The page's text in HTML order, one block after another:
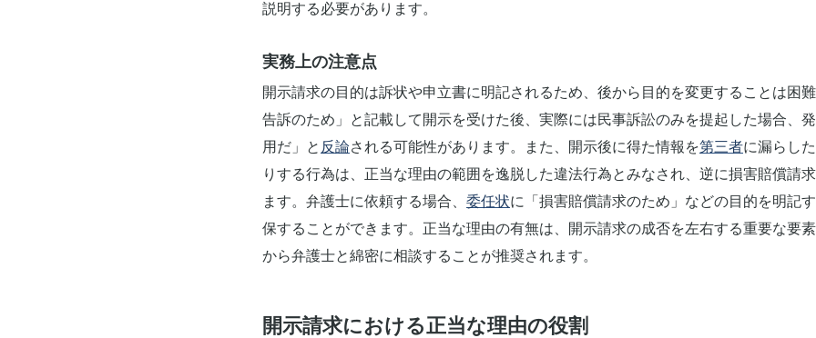
説明する必要があります。
実務上の注意点
開示請求の目的は訴状や申立書に明記されるため、後から目的を変更することは困
告訴のため」と記載して開示を受けた後、実際には民事訴訟のみを提起した場合、
用だ」と 反論される可能性があります。また、開示後に得た情報を第三者に漏らし
りする行為は、正当な理由の範囲を逸脱した違法行為とみなされ、逆に損害賠償請
ます。弁護士に依頼する場合、 委任状に「損害賠償請求のため」などの目的を明記
保することができます。正当な理由の有無は、開示請求の成否を左右する重要な要
から弁護士と綿密に相談することが推奨されます。
開示請求における正当な理由の役割